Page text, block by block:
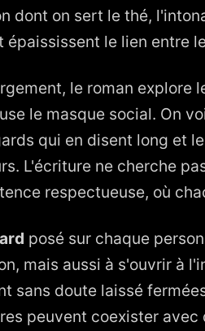
dont on sert le thé,
épaississent le lien entre
le roman explore
le masque social. On
qui en disent long et
L'écriture ne cherche
respectueuse, où
posé sur chaque
mais aussi à s'ouvrir à
sans doute laissé
peuvent coexister